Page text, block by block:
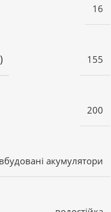
16
155
200
вбудовані акумулятори